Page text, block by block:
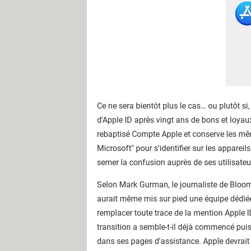
Ce ne sera bientôt plus le cas… ou plutôt
d'Apple ID après vingt ans de bons et
rebaptisé Compte Apple et conserve les
Microsoft" pour s'identifier sur les
semer la confusion auprès de ses
Selon Mark Gurman, le journaliste de
aurait même mis sur pied une équipe
remplacer toute trace de la mention Apple
transition a semble-t-il déjà commencé
dans ses pages d'assistance. Apple